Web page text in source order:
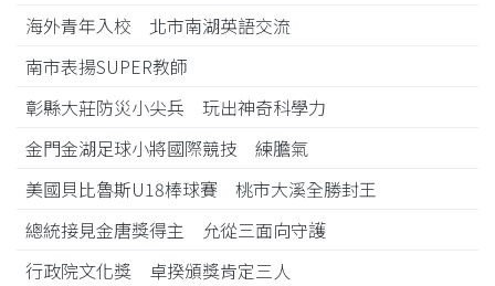
海外青年入校 北市南湖英語交流
南市表揚SUPER教師
彰縣大莊防災小尖兵 玩出神奇科學力
金門金湖足球小將國際競技 練膽氣
美國貝比魯斯U18棒球賽 桃市大溪全勝封王
總統接見金唐獎得主 允從三面向守護
行政院文化獎 卓揆頒獎肯定三人